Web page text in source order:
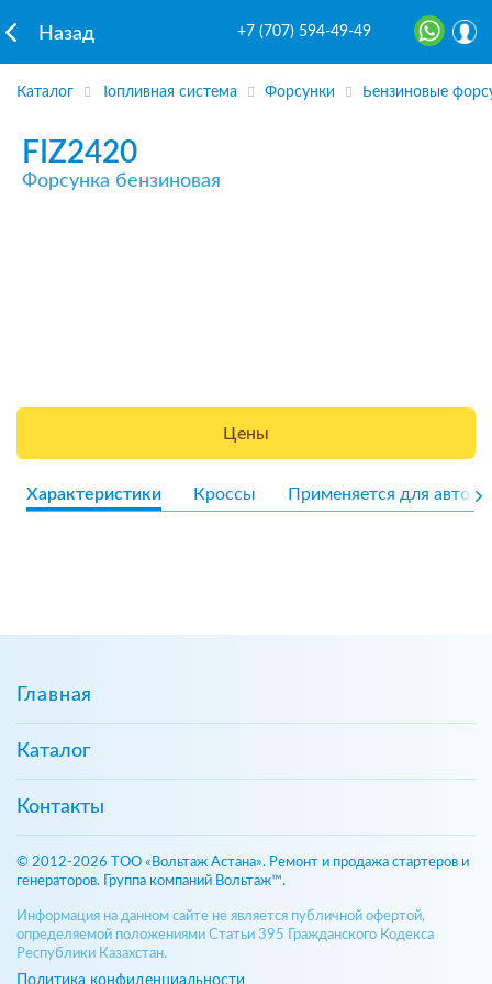
Назад +7 (707) 594-49-49
Каталог Топливная система Форсунки Бензиновые
FIZ2420
Форсунка бензиновая
Цены
Характеристики Кроссы Применяется для авто
Главная
Каталог
Контакты
© 2012-2026 ТОО «Вольтаж Астана». Ремонт и продажа стартеров и
генераторов. Группа компаний Вольтаж™.
Информация на данном сайте не является публичной офертой,
определяемой положениями Статьи 395 Гражданского Кодекса
Республики Казахстан.
Политика конфиденциальности